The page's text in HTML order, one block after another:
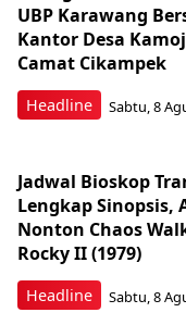
Headline
UBP Karawang
Kantor Desa
Camat Cikampek
Sabtu, 8
Headline
Jadwal Bioskop
Lengkap Sinopsis,
Nonton Chaos
Rocky II (1979)
Sabtu, 8